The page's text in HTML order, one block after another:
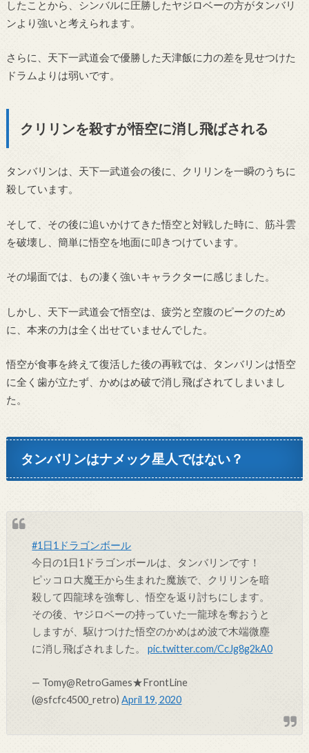
したことから、シンバルに圧勝したヤジロベーの方がタンバリ
ンより強いと考えられます。
さらに、天下一武道会で優勝した天津飯に力の差を見せつけた
ドラムよりは弱いです。
クリリンを殺すが悟空に消し飛ばされる
タンバリンは、天下一武道会の後に、クリリンを一瞬のうちに
殺しています。
そして、その後に追いかけてきた悟空と対戦した時に、筋斗雲
を破壊し、簡単に悟空を地面に叩きつけています。
その場面では、もの凄く強いキャラクターに感じました。
しかし、天下一武道会で悟空は、疲労と空腹のピークのため
に、本来の力は全く出せていませんでした。
悟空が食事を終えて復活した後の再戦では、タンバリンは悟空
に全く歯が立たず、かめはめ破で消し飛ばされてしまいまし
た。
タンバリンはナメック星人ではない？
#1日1ドラゴンボール
今日の1日1ドラゴンボールは、タンバリンです！
ピッコロ大魔王から生まれた魔族で、クリリンを暗
殺して四龍球を強奪し、悟空を返り討ちにします。
その後、ヤジロベーの持っていた一龍球を奪おうと
しますが、駆けつけた悟空のかめはめ波で木端微塵
に消し飛ばされました。pic.twitter.com/CcJg8g2kA0
— Tomy@RetroGames★FrontLine
(@sfcfc4500_retro)April 19, 2020